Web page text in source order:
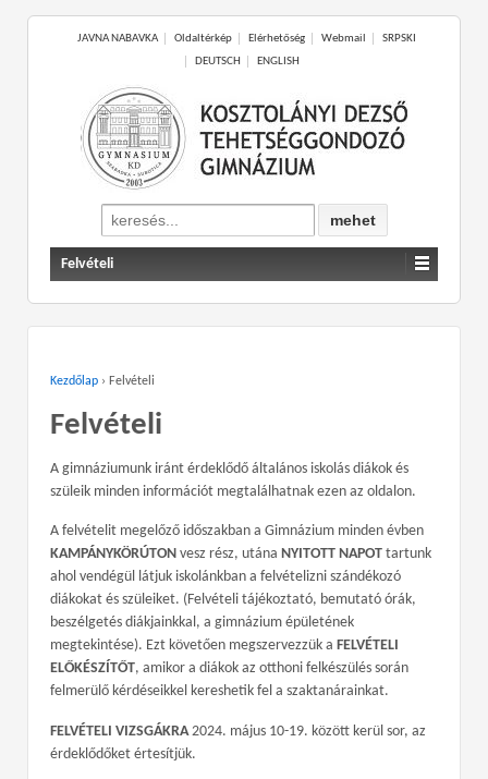
JAVNA NABAVKA Oldaltérkép Elérhetőség Webmail
SRPSKI
DEUTSCH
ENGLISH
Search
for:
Felvételi
Kezdőlap › Felvételi
Felvételi
A gimnáziumunk iránt érdeklődő általános iskolás diákok és
szüleik minden információt megtalálhatnak ezen az oldalon.
A felvételit megelőző időszakban a Gimnázium minden évben
KAMPÁNYKÖRÚTON vesz rész, utána NYITOTT NAPOT tartunk
ahol vendégül látjuk iskolánkban a felvételizni szándékozó
diákokat és szüleiket. (Felvételi tájékoztató, bemutató órák,
beszélgetés diákjainkkal, a gimnázium épületének
megtekintése). Ezt követően megszervezzük a FELVÉTELI
ELŐKÉSZÍTŐT, amikor a diákok az otthoni felkészülés során
felmerülő kérdéseikkel kereshetik fel a szaktanárainkat.
FELVÉTELI VIZSGÁKRA2024. május 10-19. között kerül sor, az
érdeklődőket értesítjük.